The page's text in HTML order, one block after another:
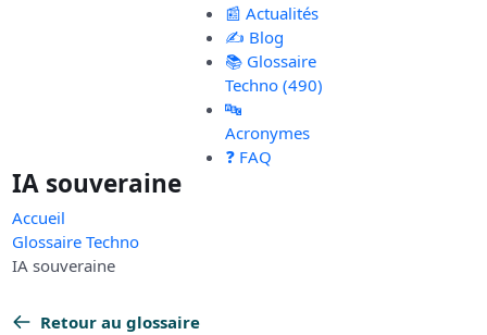
📰 Actualités
✍️ Blog
📚 Glossaire
Techno (490)
🔤
Acronymes
❓ FAQ
IA souveraine
Accueil
Glossaire Techno
IA souveraine
Retour au glossaire